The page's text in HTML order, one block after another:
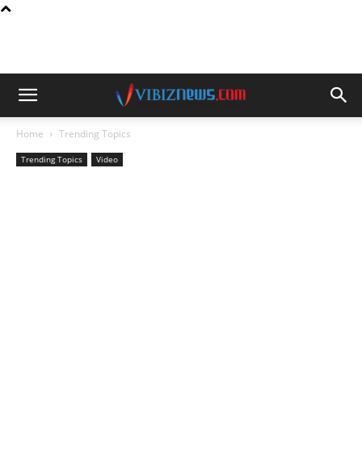
Home Trending Topics
Trending Topics Video